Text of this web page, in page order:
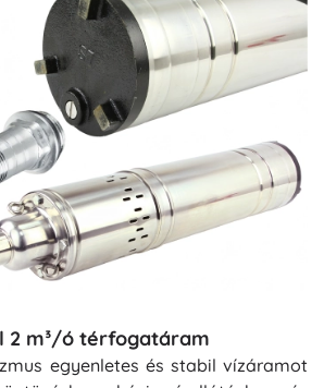
2 m³/ó térfogatáram
egyenletes és stabil vízáramot